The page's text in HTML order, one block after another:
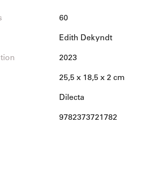
60
Edith Dekyndt
2023
25,5 x 18,5 x 2 cm
Dilecta
9782373721782